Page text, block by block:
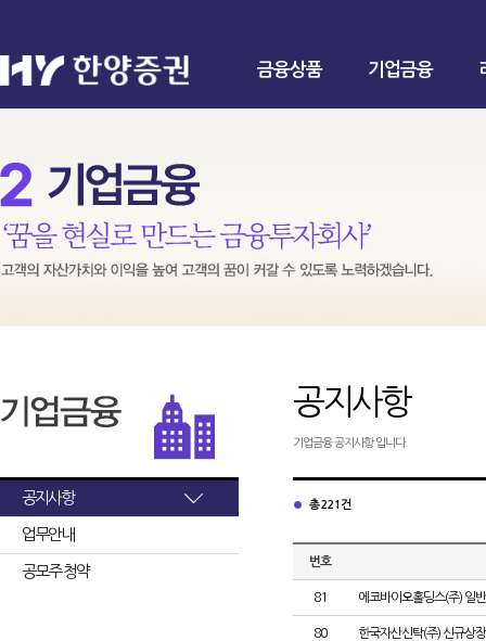
금융상품 기업금융
공지사항
업무안내
공모주 청약
공지사항
기업금융 공지사항 입니다.
총 221건
번호
81 에코바이오홀딩스(주) 일
80 한국자산신탁(주) 신규상